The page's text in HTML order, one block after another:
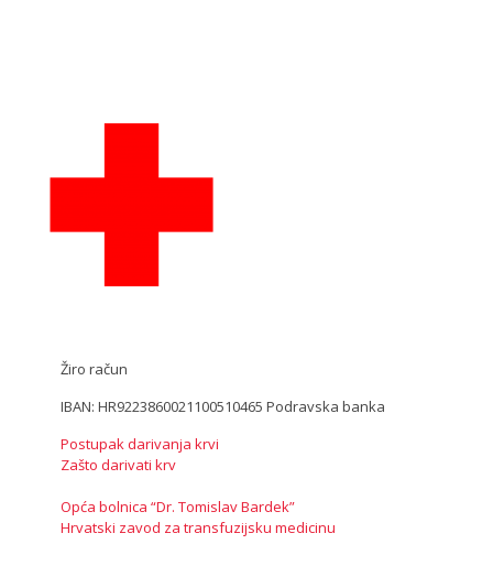
Žiro račun
IBAN: HR9223860021100510465 Podravska banka
Postupak darivanja krvi
Zašto darivati krv
Opća bolnica “Dr. Tomislav Bardek”
Hrvatski zavod za transfuzijsku medicinu